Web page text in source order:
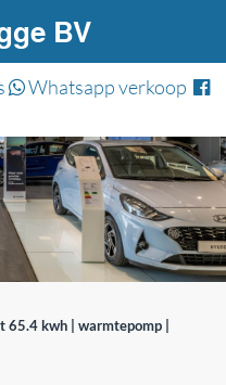
BV
Whatsapp verkoop
kwh | warmtepomp |